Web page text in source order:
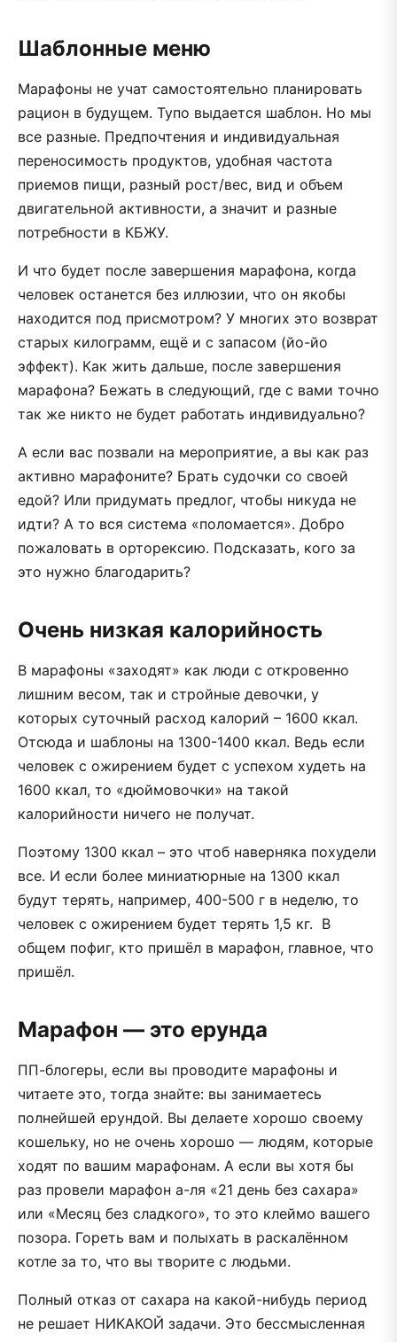
Шаблонные меню
Марафоны не учат самостоятельно планировать
рацион в будущем. Тупо выдается шаблон. Но мы
все разные. Предпочтения и индивидуальная
переносимость продуктов, удобная частота
приемов пищи, разный рост/вес, вид и объем
двигательной активности, а значит и разные
потребности в КБЖУ.
И что будет после завершения марафона, когда
человек останется без иллюзии, что он якобы
находится под присмотром? У многих это возврат
старых килограмм, ещё и с запасом (йо-йо
эффект). Как жить дальше, после завершения
марафона? Бежать в следующий, где с вами точно
так же никто не будет работать индивидуально?
А если вас позвали на мероприятие, а вы как раз
активно марафоните? Брать судочки со своей
едой? Или придумать предлог, чтобы никуда не
идти? А то вся система «поломается». Добро
пожаловать в орторексию. Подсказать, кого за
это нужно благодарить?
Очень низкая калорийность
В марафоны «заходят» как люди с откровенно
лишним весом, так и стройные девочки, у
которых суточный расход калорий – 1600 ккал.
Отсюда и шаблоны на 1300-1400 ккал. Ведь если
человек с ожирением будет с успехом худеть на
1600 ккал, то «дюймовочки» на такой
калорийности ничего не получат.
Поэтому 1300 ккал – это чтоб наверняка похудели
все. И если более миниатюрные на 1300 ккал
будут терять, например, 400-500 г в неделю, то
человек с ожирением будет терять 1,5 кг. В
общем пофиг, кто пришёл в марафон, главное, что
пришёл.
Марафон — это ерунда
ПП-блогеры, если вы проводите марафоны и
читаете это, тогда знайте: вы занимаетесь
полнейшей ерундой. Вы делаете хорошо своему
кошельку, но не очень хорошо — людям, которые
ходят по вашим марафонам. А если вы хотя бы
раз провели марафон а-ля «21 день без сахара»
или «Месяц без сладкого», то это клеймо вашего
позора. Гореть вам и полыхать в раскалённом
котле за то, что вы творите с людьми.
Полный отказ от сахара на какой-нибудь период
не решает НИКАКОЙ задачи. Это бессмысленная